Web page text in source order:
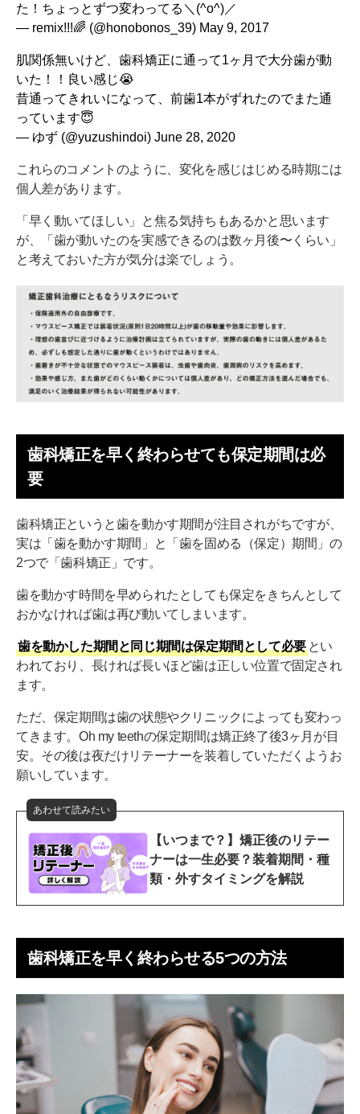
た！ちょっとずつ変わってる＼(^o^)／
— remix!!!🌈 (@honobonos_39) May 9, 2017
肌関係無いけど、歯科矯正に通って1ヶ月で大分歯が動
いた！！良い感じ😭
昔通ってきれいになって、前歯1本がずれたのでまた通
っています😇
— ゆず (@yuzushindoi) June 28, 2020
これらのコメントのように、変化を感じはじめる時期には
個人差があります。
「早く動いてほしい」と焦る気持ちもあるかと思います
が、「歯が動いたのを実感できるのは数ヶ月後〜くらい」
と考えておいた方が気分は楽でしょう。
歯科矯正を早く終わらせても保定期間は必
要
歯科矯正というと歯を動かす期間が注目されがちですが、
実は「歯を動かす期間」と「歯を固める（保定）期間」の
2つで「歯科矯正」です。
歯を動かす時間を早められたとしても保定をきちんとして
おかなければ歯は再び動いてしまいます。
歯を動かした期間と同じ期間は保定期間として必要 とい
われており、長ければ長いほど歯は正しい位置で固定され
ます。
ただ、保定期間は歯の状態やクリニックによっても変わっ
てきます。Oh my teethの保定期間は矯正終了後3ヶ月が目
安。その後は夜だけリテーナーを装着していただくようお
願いしています。
あわせて読みたい
【いつまで？】矯正後のリテー
ナーは一生必要？装着期間・種
類・外すタイミングを解説
歯科矯正を早く終わらせる5つの方法